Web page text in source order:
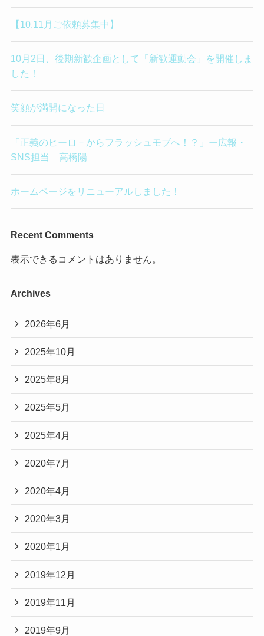
【10.11月ご依頼募集中】
10月2日、後期新歓企画として「新歓運動会」を開催しま
した！
笑顔が満開になった日
「正義のヒーロ－からフラッシュモブへ！？」ー広報・
SNS担当 高橋陽
ホームページをリニューアルしました！
Recent Comments
表示できるコメントはありません。
Archives
2026年6月
2025年10月
2025年8月
2025年5月
2025年4月
2020年7月
2020年4月
2020年3月
2020年1月
2019年12月
2019年11月
2019年9月